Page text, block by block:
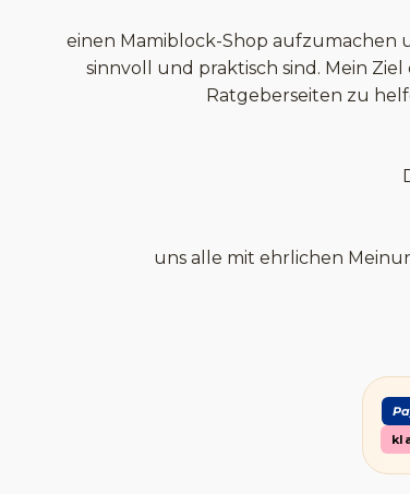
einen Mamiblock-Shop aufzumachen
sinnvoll und praktisch sind. Mein
Ratgeberseiten zu
uns alle mit ehrlichen